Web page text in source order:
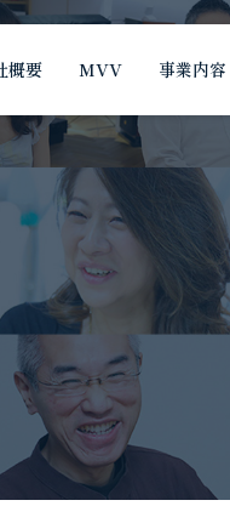
概要 MVV 事業内容